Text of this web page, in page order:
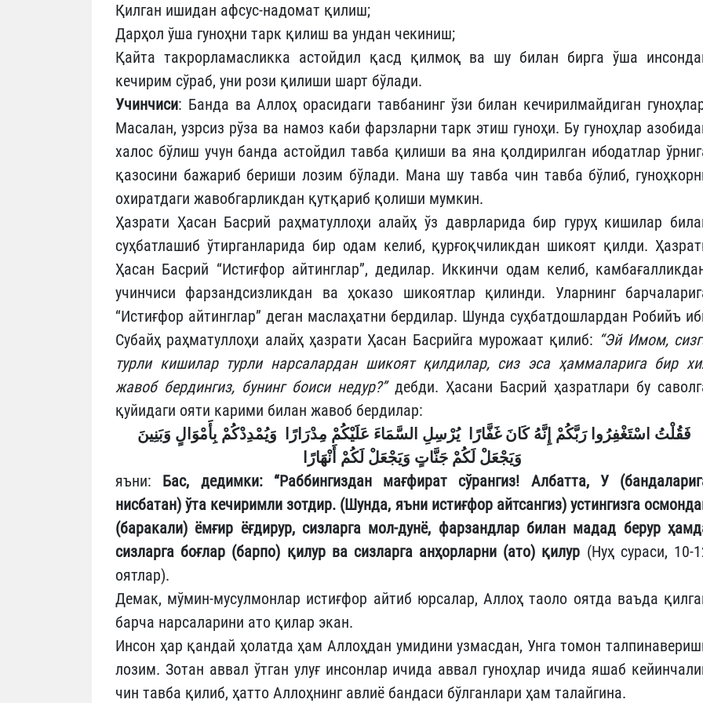
Қилган ишидан афсус-надомат қилиш;
Дарҳол ўша гуноҳни тарк қилиш ва ундан чекиниш;
Қайта такрорламасликка астойдил қасд қилмоқ ва шу билан бирга ўша
кечирим сўраб, уни рози қилиши шарт бўлади.
Учинчиси: Банда ва Аллоҳ орасидаги тавбанинг ўзи билан кечирилмайдиган
Масалан, узрсиз рўза ва намоз каби фарзларни тарк этиш гуноҳи. Бу гуноҳлар
халос бўлиш учун банда астойдил тавба қилиши ва яна қолдирилган ибодатлар
қазосини бажариб бериши лозим бўлади. Мана шу тавба чин тавба бўлиб,
охиратдаги жавобгарликдан қутқариб қолиши мумкин.
Ҳазрати Ҳасан Басрий раҳматуллоҳи алайҳ ўз даврларида бир гуруҳ кишилар
суҳбатлашиб ўтирганларида бир одам келиб, қурғоқчиликдан шикоят қилди.
Ҳасан Басрий “Истиғфор айтинглар”, дедилар. Иккинчи одам келиб,
учинчиси фарзандсизликдан ва ҳоказо шикоятлар қилинди. Уларнинг
“Истиғфор айтинглар” деган маслаҳатни бердилар. Шунда суҳбатдошлардан Робийъ
Субайҳ раҳматуллоҳи алайҳ ҳазрати Ҳасан Басрийга мурожаат қилиб: “Эй Имом,
турли кишилар турли нарсалардан шикоят қилдилар, сиз эса ҳаммаларига бир
жавоб бердингиз, бунинг боиси недур?” дебди. Ҳасани Басрий ҳазратлари бу
қуйидаги ояти карими билан жавоб бердилар:
فَقُلْتُ اسْتَغْفِرُوا رَبَّكُمْ إِنَّهُ كَانَ غَفَّارًا
يُرْسِلِ السَّمَاءَ عَلَيْكُمْ مِدْرَارًا
وَيُمْدِدْكُمْ بِأَمْوَالٍ وَبَنِينَ
وَيَجْعَلْ لَكُمْ جَنَّاتٍ وَيَجْعَلْ لَكُمْ أَنْهَارًا
яъни: Бас, дедимки: “Раббингиздан мағфират сўрангиз! Албатта, У
нисбатан) ўта кечиримли зотдир. (Шунда, яъни истиғфор айтсангиз) устингизга
(баракали) ёмғир ёғдирур, сизларга мол-дунё, фарзандлар билан мадад берур
сизларга боғлар (барпо) қилур ва сизларга анҳорларни (ато) қилур (Нуҳ сураси, 10-
оятлар).
Демак, мўмин-мусулмонлар истиғфор айтиб юрсалар, Аллоҳ таоло оятда ваъда
барча нарсаларини ато қилар экан.
Инсон ҳар қандай ҳолатда ҳам Аллоҳдан умидини узмасдан, Унга томон
лозим. Зотан аввал ўтган улуғ инсонлар ичида аввал гуноҳлар ичида яшаб
чин тавба қилиб, ҳатто Аллоҳнинг авлиё бандаси бўлганлари ҳам талайгина.